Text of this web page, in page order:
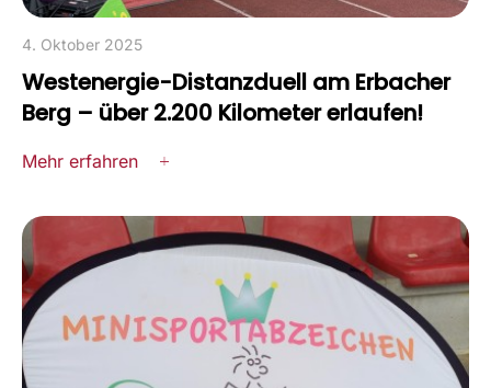
4. Oktober 2025
Westenergie-Distanzduell am Erbacher
Berg – über 2.200 Kilometer erlaufen!
Mehr erfahren